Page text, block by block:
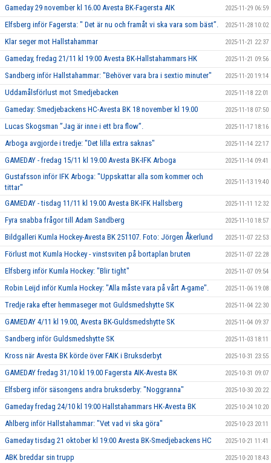
Gameday 29 november kl 16.00 Avesta BK-Fagersta AIK 2025-11-29 06:59
Elfsberg inför Fagersta: " Det är nu och framåt vi ska vara som bäst”. 2025-11-28 10:02
Klar seger mot Hallstahammar 2025-11-21 22:37
Gameday, fredag 21/11 kl 19:00 Avesta BK-Hallstahammars HK 2025-11-21 09:56
Sandberg inför Hallstahammar: "Behöver vara bra i sextio minuter" 2025-11-20 19:14
Uddamålsförlust mot Smedjebacken 2025-11-18 22:01
Gameday: Smedjebackens HC-Avesta BK 18 november kl 19.00 2025-11-18 07:50
Lucas Skogsman ”Jag är inne i ett bra flow”. 2025-11-17 18:16
Arboga avgjorde i tredje: "Det lilla extra saknas" 2025-11-14 22:17
GAMEDAY - fredag 15/11 kl 19.00 Avesta BK-IFK Arboga 2025-11-14 09:41
Gustafsson inför IFK Arboga: "Uppskattar alla som kommer och
tittar"
2025-11-13 19:40
GAMEDAY - tisdag 11/11 kl 19.00 Avesta BK-IFK Hallsberg 2025-11-11 12:32
Fyra snabba frågor till Adam Sandberg 2025-11-10 18:57
Bildgalleri Kumla Hockey-Avesta BK 251107. Foto: Jörgen Åkerlund 2025-11-07 22:53
Förlust mot Kumla Hockey - vinstsviten på bortaplan bruten 2025-11-07 22:28
Elfsberg inför Kumla Hockey: "Blir tight" 2025-11-07 09:54
Robin Leijd inför Kumla Hockey: "Alla måste vara på vårt A-game". 2025-11-06 19:08
Tredje raka efter hemmaseger mot Guldsmedshytte SK 2025-11-04 22:30
GAMEDAY 4/11 kl 19.00, Avesta BK-Guldsmedshytte SK 2025-11-04 09:37
Sandberg inför Guldsmedshytte SK 2025-11-03 18:11
Kross när Avesta BK körde över FAIK i Bruksderbyt 2025-10-31 23:55
GAMEDAY fredag 31/10 kl 19.00 Fagersta AIK-Avesta BK 2025-10-31 09:07
Elfsberg inför säsongens andra bruksderby: "Noggranna" 2025-10-30 20:22
Gameday fredag 24/10 kl 19:00 Hallstahammars HK-Avesta BK 2025-10-24 10:20
Ahlberg inför Hallstahammar: "Vet vad vi ska göra" 2025-10-23 20:11
Gameday tisdag 21 oktober kl 19:00 Avesta BK-Smedjebackens HC 2025-10-21 11:41
ABK breddar sin trupp 2025-10-20 18:43